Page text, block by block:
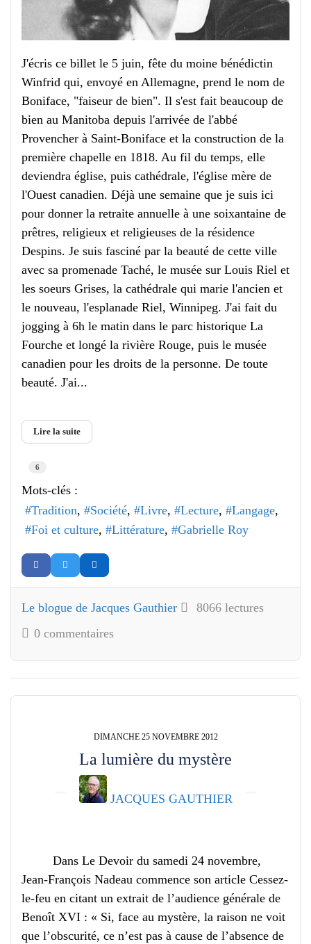
J'écris ce billet le 5 juin, fête du moine bénédictin
Winfrid qui, envoyé en Allemagne, prend le nom de
Boniface, "faiseur de bien". Il s'est fait beaucoup de
bien au Manitoba depuis l'arrivée de l'abbé
Provencher à Saint-Boniface et la construction de la
première chapelle en 1818. Au fil du temps, elle
deviendra église, puis cathédrale, l'église mère de
l'Ouest canadien. Déjà une semaine que je suis ici
pour donner la retraite annuelle à une soixantaine de
prêtres, religieux et religieuses de la résidence
Despins. Je suis fasciné par la beauté de cette ville
avec sa promenade Taché, le musée sur Louis Riel et
les soeurs Grises, la cathédrale qui marie l'ancien et
le nouveau, l'esplanade Riel, Winnipeg. J'ai fait du
jogging à 6h le matin dans le parc historique La
Fourche et longé la rivière Rouge, puis le musée
canadien pour les droits de la personne. De toute
beauté. J'ai...
Lire la suite
6
Mots-clés :
Tradition
Société Livre Lecture
Langage
Foi et culture
Littérature Gabrielle Roy
Le blogue de Jacques Gauthier
8066 lectures
0 commentaires
DIMANCHE 25 NOVEMBRE 2012
La lumière du mystère
JACQUES GAUTHIER
Dans Le Devoir du samedi 24 novembre,
Jean-François Nadeau commence son article Cessez-
le-feu en citant un extrait de l’audience générale de
Benoît XVI : « Si, face au mystère, la raison ne voit
que l’obscurité, ce n’est pas à cause de l’absence de